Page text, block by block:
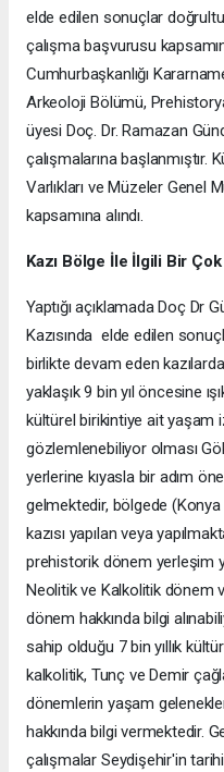
elde edilen sonuçlar
çalışma başvurusu
Cumhurbaşkanlığı
Arkeoloji Bölümü,
üyesi Doç. Dr. Ramazan
çalışmalarına başlanmıştır.
Varlıkları ve Müzeler Genel
kapsamına alındı.
Kazı Bölge İle İlgili Bir
Yaptığı açıklamada Doç Dr
Kazısında elde edilen
birlikte devam eden
yaklaşık 9 bin yıl öncesine
kültürel birikintiye ait yaşam
gözlemlenebiliyor olması
yerlerine kıyasla bir adım
gelmektedir, bölgede
kazısı yapılan veya
prehistorik dönem yerleşim
Neolitik ve Kalkolitik dönem
dönem hakkında bilgi
sahip olduğu 7 bin yıllık
kalkolitik, Tunç ve Demir
dönemlerin yaşam
hakkında bilgi vermektedir.
çalışmalar Seydişehir'in